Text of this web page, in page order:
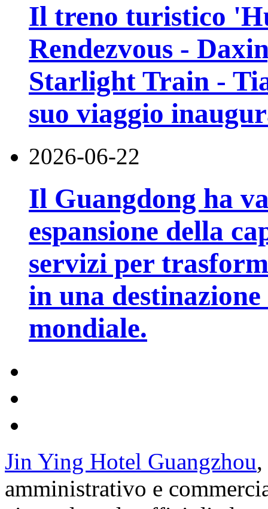
Il treno turistico
Rendezvous -
Starlight Train -
suo viaggio
2026-06-22
Il Guangdong ha
espansione della
servizi per
in una
mondiale.
Jin Ying Hotel Guangzhou
amministrativo e